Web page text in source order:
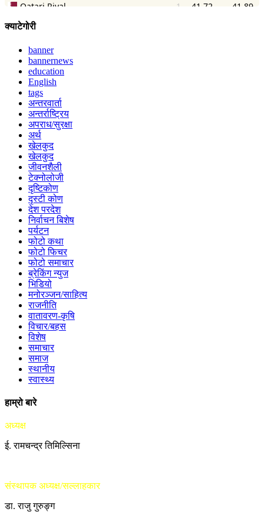
क्याटेगोरी
banner
bannernews
education
English
tags
अन्तरवार्ता
अन्तर्राष्ट्रिय
अपराध/सुरक्षा
अर्थ
खेलकुद
खेलकुद
जीवनशैली
टेक्नोलोजी
दृष्टिकोण
दृस्टी कोण
देश परदेश
निर्वाचन बिशेष
पर्यटन
फोटो कथा
फोटो फिचर
फोटो समाचार
ब्रेकिंग न्युज
भिडियो
मनोरञ्जन/साहित्य
राजनीति
वातावरण-कृषि
विचार/बहस
विशेष
समाचार
समाज
स्थानीय
स्वास्थ्य
हाम्रो बारे
अध्यक्ष
ई. रामचन्द्र तिमिल्सिना
संस्थापक अध्यक्ष/सल्लाहकार
डा. राजु गुरुङ्ग